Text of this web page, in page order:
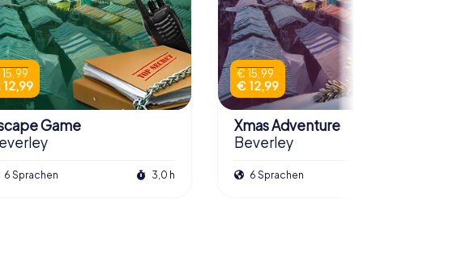
Game
6 Sprachen 3,0 h
€ 15,99
€ 12,99
Xmas Adventure
Beverley
6 Sprachen